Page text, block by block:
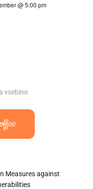
@ 5:00 pm
vsebino
Measures against